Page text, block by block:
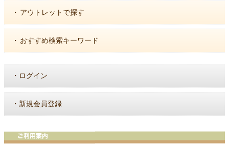
・ アウトレットで探す
・ おすすめ検索キーワード
・ ログイン
・ 新規会員登録